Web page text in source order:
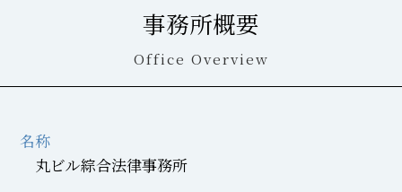
事務所概要
Office Overview
名称
丸ビル綜合法律事務所